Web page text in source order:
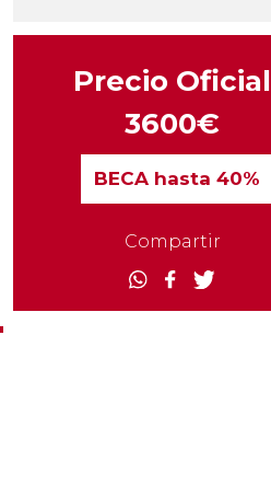
Precio Oficial
3600€
BECAhasta 40%
Compartir